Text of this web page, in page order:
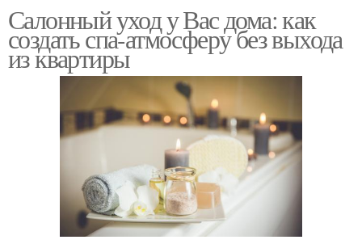
Салонный уход у Вас дома: как
создать спа-атмосферу без выхода
из квартиры